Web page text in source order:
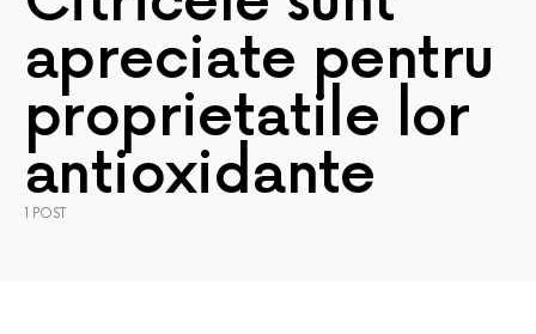
apreciate pentru
proprietatile lor
antioxidante
1 POST